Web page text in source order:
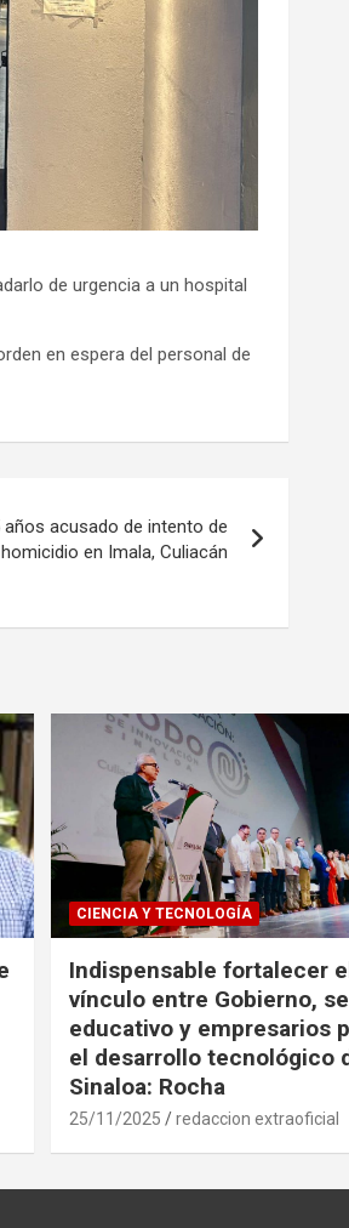
de urgencia a un hospital
en espera del personal de
años acusado de intento de
homicidio en Imala, Culiacán
CIENCIA Y TECNOLOGÍA
Indispensable fortalecer
vínculo entre Gobierno,
educativo y empresarios
el desarrollo tecnológico
Sinaloa: Rocha
25/11/2025 redaccion extraoficial